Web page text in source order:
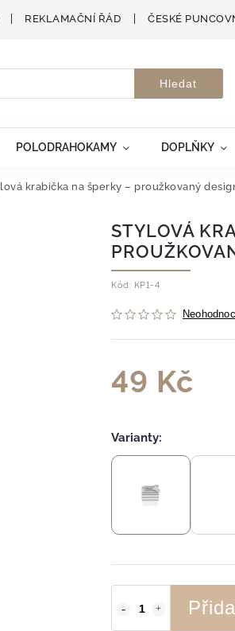
REKLAMAČNÍ ŘÁD ČESKÉ
Hledat
POLODRAHOKAMY DOPLŇKY
krabička na šperky – proužkovaný
STYLOVÁ
Kód: KP1-4
49 Kč
Varianty: